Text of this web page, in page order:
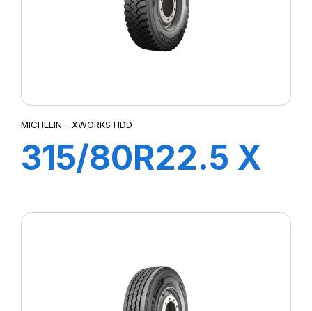
MICHELIN - XWORKS HDD
315/80R22.5 X